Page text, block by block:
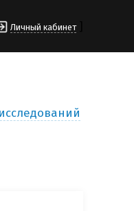
Личный кабинет